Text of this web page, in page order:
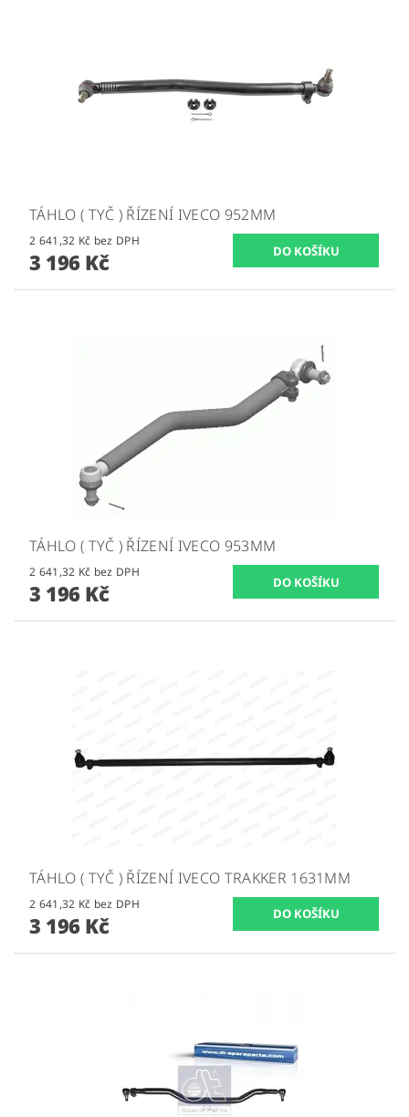
TÁHLO ( TYČ ) ŘÍZENÍ IVECO 952MM
2 641,32 Kč bez DPH
3 196 Kč
TÁHLO ( TYČ ) ŘÍZENÍ IVECO 953MM
2 641,32 Kč bez DPH
3 196 Kč
TÁHLO ( TYČ ) ŘÍZENÍ IVECO TRAKKER 1631MM
2 641,32 Kč bez DPH
3 196 Kč